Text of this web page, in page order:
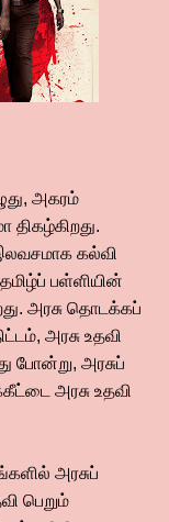
அகரம்
கல்வி
பள்ளியின்
அரசு தொடக்கப்
அரசு உதவி
போன்று, அரசுப்
அரசு உதவி
அரசுப்
பெறும்